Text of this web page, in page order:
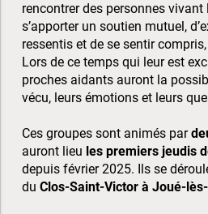
rencontrer des personnes
s’apporter un soutien mutuel,
ressentis et de se sentir
Lors de ce temps qui leur est
proches aidants auront la
vécu, leurs émotions et leurs
Ces groupes sont animés par
auront lieu les premiers jeudis
depuis février 2025. Ils se
du Clos-Saint-Victor à Joué-